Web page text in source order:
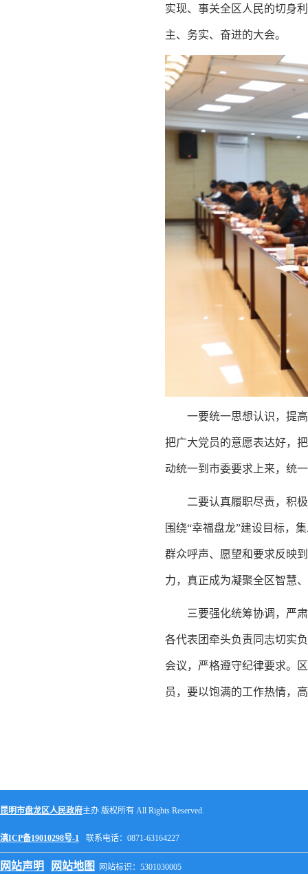
实现、事关全区人民的切身
主、务实、奋进的大会。
一要统一思想认识，提
把广大党员的意愿表达好，
动统一到市委要求上来，统
二要认真履职尽责，积
围绕“幸福盘龙”建设目标，
群众呼声、愿望和要求反映
力，真正成为凝聚全区智慧
三要强化统筹协调，严
各代表团牵头负责同志切实
会议，严格遵守纪律要求。
员，要以饱满的工作热情，
昆明市盘龙区人民政府主办 版权所有 All Rights Reserved.
滇ICP备19010298号-1 联系电话：0871-63164227
网站声明 网站地图 网站标识：5301030005